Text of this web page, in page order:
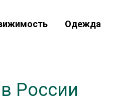
Одежда
России